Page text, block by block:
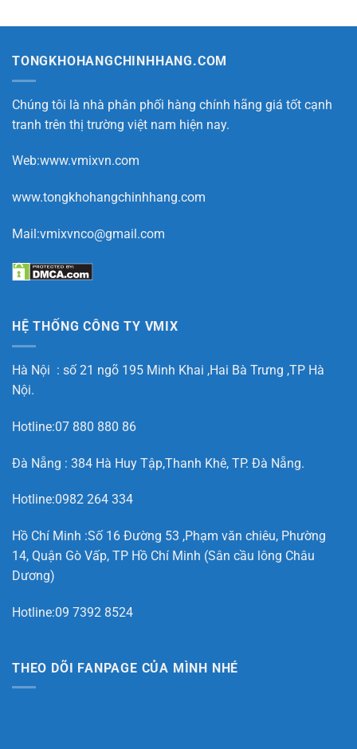
TONGKHOHANGCHINHHANG.COM
Chúng tôi là nhà phân phối hàng chính hãng giá tốt cạnh
tranh trên thị trường việt nam hiện nay.
Web:www.vmixvn.com
www.tongkhohangchinhhang.com
Mail:vmixvnco@gmail.com
HỆ THỐNG CÔNG TY VMIX
Hà Nội : số 21 ngõ 195 Minh Khai ,Hai Bà Trưng ,TP Hà
Nội.
Hotline:07 880 880 86
Đà Nẵng : 384 Hà Huy Tập,Thanh Khê, TP. Đà Nẵng.
Hotline:0982 264 334
Hồ Chí Minh :Số 16 Đường 53 ,Phạm văn chiêu, Phường
14, Quận Gò Vấp, TP Hồ Chí Minh (Sân cầu lông Châu
Dương)
Hotline:09 7392 8524
THEO DÕI FANPAGE CỦA MÌNH NHÉ